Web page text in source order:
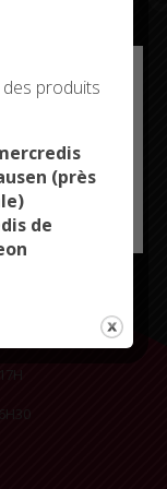
des produits
(près
de
over what